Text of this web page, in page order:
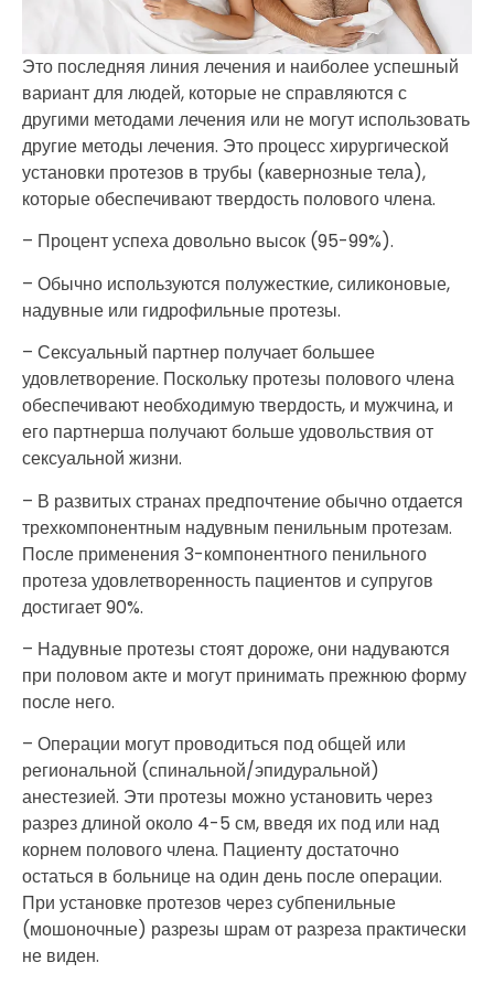
Это последняя линия лечения и наиболее успешный
вариант для людей, которые не справляются с
другими методами лечения или не могут использовать
другие методы лечения. Это процесс хирургической
установки протезов в трубы (кавернозные тела),
которые обеспечивают твердость полового члена.
– Процент успеха довольно высок (95-99%).
– Обычно используются полужесткие, силиконовые,
надувные или гидрофильные протезы.
– Сексуальный партнер получает большее
удовлетворение. Поскольку протезы полового члена
обеспечивают необходимую твердость, и мужчина, и
его партнерша получают больше удовольствия от
сексуальной жизни.
– В развитых странах предпочтение обычно отдается
трехкомпонентным надувным пенильным протезам.
После применения 3-компонентного пенильного
протеза удовлетворенность пациентов и супругов
достигает 90%.
– Надувные протезы стоят дороже, они надуваются
при половом акте и могут принимать прежнюю форму
после него.
– Операции могут проводиться под общей или
региональной (спинальной/эпидуральной)
анестезией. Эти протезы можно установить через
разрез длиной около 4-5 см, введя их под или над
корнем полового члена. Пациенту достаточно
остаться в больнице на один день после операции.
При установке протезов через субпенильные
(мошоночные) разрезы шрам от разреза практически
не виден.